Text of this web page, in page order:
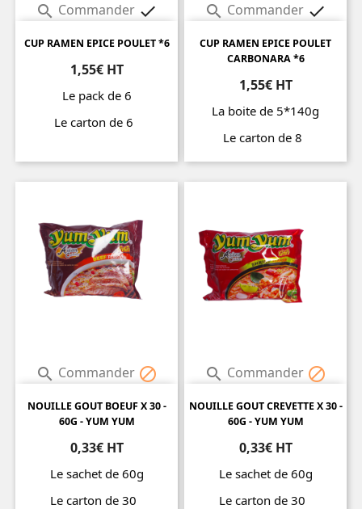
 Commander 
CUP RAMEN EPICE POULET *6
1,55€ HT
Le pack de 6
Le carton de 6
 Commander 
CUP RAMEN EPICE POULET
CARBONARA *6
1,55€ HT
La boite de 5*140g
Le carton de 8
Prix
 Commander 
NOUILLE GOUT BOEUF X 30 -
60G - YUM YUM
0,33€ HT
Le sachet de 60g
Le carton de 30
 Commander 
NOUILLE GOUT CREVETTE X 30 -
60G - YUM YUM
0,33€ HT
Le sachet de 60g
Le carton de 30